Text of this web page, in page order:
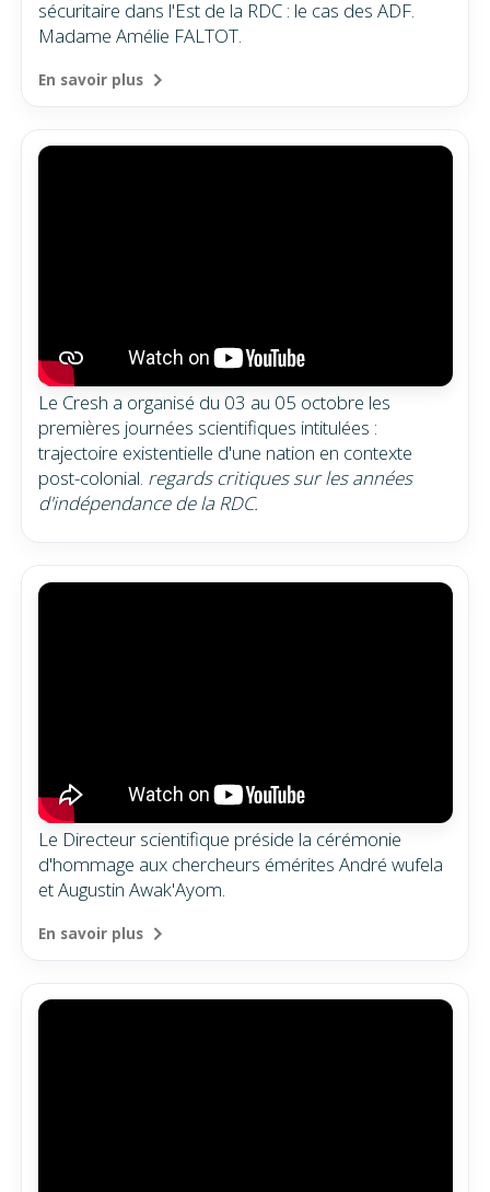
sécuritaire dans l'Est de la RDC : le cas des ADF.
Madame Amélie FALTOT.
En savoir plus
Le Cresh a organisé du 03 au 05 octobre les
premières journées scientifiques intitulées :
trajectoire existentielle d'une nation en contexte
post-colonial. regards critiques sur les années
d'indépendance de la RDC.
Le Directeur scientifique préside la cérémonie
d'hommage aux chercheurs émérites André wufela
et Augustin Awak'Ayom.
En savoir plus